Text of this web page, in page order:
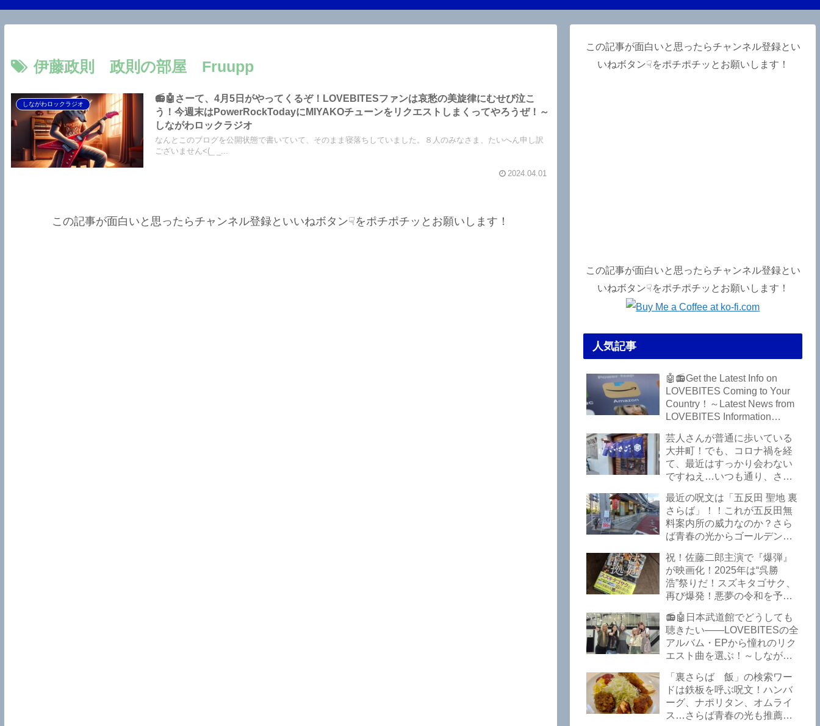
伊藤政則 政則の部屋 Fruupp
しながわロックラジオ
📻🤖さーて、4月5日がやってくるぞ！LOVEBITESファンは哀愁の美旋律にむせび泣こ
う！今週末はPowerRockTodayにMIYAKOチューンをリクエストしまくってやろうぜ！～
しながわロックラジオ
なんとこのブログを公開状態で書いていて、そのまま寝落ちしていました。８人のみなさま、たいへん申し訳
ございません<(_ _...
2024.04.01
この記事が面白いと思ったらチャンネル登録といいねボタン☟をポチポチッとお願いします！
この記事が面白いと思ったらチャンネル登録とい
いねボタン☟をポチポチッとお願いします！
この記事が面白いと思ったらチャンネル登録とい
いねボタン☟をポチポチッとお願いします！
人気記事
🤖📻Get the Latest Info on
LOVEBITES Coming to Your
Country！～Latest News from
LOVEBITES Information
芸人さんが普通に歩いている
大井町！でも、コロナ禍を経
て、最近はすっかり会わない
ですねえ…いつも通り、さぼ
から飲んできました。私以外
にもLOVEBITESファンが数名
いるようですよ笑
最近の呪文は「五反田 聖地 裏
さらば」！！これが五反田無
料案内所の威力なのか？さら
ば青春の光からゴールデンウ
いた！激安の肉の刺し盛りが
美味い！酒もぶっちぎりで安
い！本格焼鳥 五反田「富士
屋」がオープンから３カ月で
ごった返しているぞ！【さら
ば青春の光 五反田 グルメ】
祝！佐藤二郎主演で『爆弾』
が映画化！2025年は“呉勝
浩”祭りだ！スズキタゴサク、
再び爆発！悪夢の令和を予言
２』が不気味な存在感で他を
圧倒した！異形の家族小説
『Q』も文句なしだぞ！～
2025年版「このミステリーが
すごい！」
📻🤖日本武道館でどうしても
聴きたい――LOVEBITESの全
アルバム・EPから憧れのリク
エスト曲を選ぶ！～しながわ
武道館】【ラブバイツ 武道
館】【LOVEBITES 武道館 セ
トリ】【LOVEBITES リクエ
スト曲】【LOVEBITES
「裏さらば 飯」の検索ワー
ドは鉄板を呼ぶ呪文！ハンバ
ーグ、ナポリタン、オムライ
ス…さらば青春の光も推薦！